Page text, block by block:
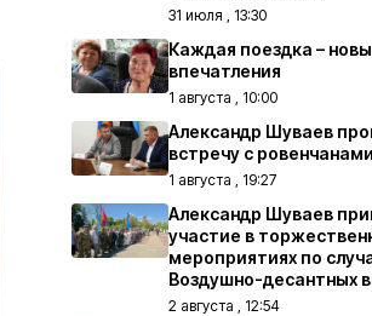
31 июля , 13:30
Каждая поездка –
впечатления
1 августа , 10:00
Александр Шуваев
встречу с ровенчанами
1 августа , 19:27
Александр Шуваев
участие в
мероприятиях по
Воздушно-десантных
2 августа , 12:54